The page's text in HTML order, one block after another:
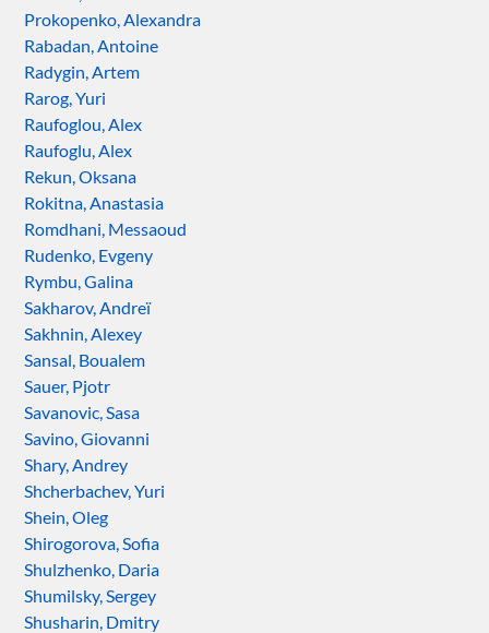
Prokopenko, Alexandra
Rabadan, Antoine
Radygin, Artem
Rarog, Yuri
Raufoglou, Alex
Raufoglu, Alex
Rekun, Oksana
Rokitna, Anastasia
Romdhani, Messaoud
Rudenko, Evgeny
Rymbu, Galina
Sakharov, Andreï
Sakhnin, Alexey
Sansal, Boualem
Sauer, Pjotr
Savanovic, Sasa
Savino, Giovanni
Shary, Andrey
Shcherbachev, Yuri
Shein, Oleg
Shirogorova, Sofia
Shulzhenko, Daria
Shumilsky, Sergey
Shusharin, Dmitry